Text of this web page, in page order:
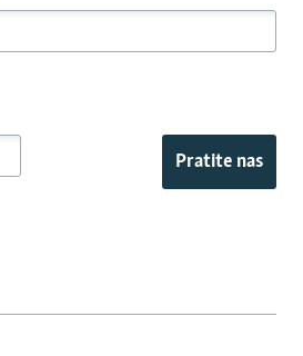
Pratite nas